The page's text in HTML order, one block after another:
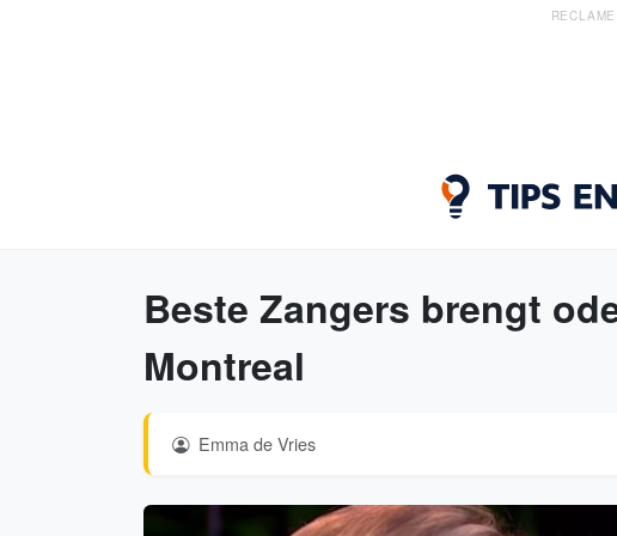
RECLAME
Beste Zangers brengt
Montreal
Emma de Vries